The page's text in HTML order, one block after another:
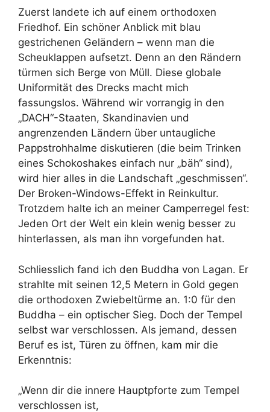
Zuerst landete ich auf einem orthodoxen
Friedhof. Ein schöner Anblick mit blau
gestrichenen Geländern – wenn man die
Scheuklappen aufsetzt. Denn an den Rändern
türmen sich Berge von Müll. Diese globale
Uniformität des Drecks macht mich
fassungslos. Während wir vorrangig in den
„DACH“-Staaten, Skandinavien und
angrenzenden Ländern über untaugliche
Pappstrohhalme diskutieren (die beim Trinken
eines Schokoshakes einfach nur „bäh“ sind),
wird hier alles in die Landschaft „geschmissen“.
Der Broken-Windows-Effekt in Reinkultur.
Trotzdem halte ich an meiner Camperregel fest:
Jeden Ort der Welt ein klein wenig besser zu
hinterlassen, als man ihn vorgefunden hat.
Schliesslich fand ich den Buddha von Lagan. Er
strahlte mit seinen 12,5 Metern in Gold gegen
die orthodoxen Zwiebeltürme an. 1:0 für den
Buddha – ein optischer Sieg. Doch der Tempel
selbst war verschlossen. Als jemand, dessen
Beruf es ist, Türen zu öffnen, kam mir die
Erkenntnis:
„Wenn dir die innere Hauptpforte zum Tempel
verschlossen ist,